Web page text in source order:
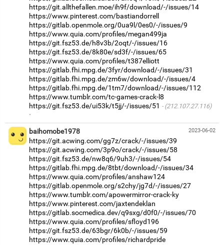
https://git.allthefallen.moe/ih9f/download/-/issues/14
https://www.pinterest.com/bastiandorrell
https://gitlab.openmole.org/0ua9l/0es0/-/issues/9
https://www.quia.com/profiles/megan499ja
https://git.fsz53.de/h8v3b/2oqt/-/issues/16
https://git.fsz53.de/8k80e/sd3f/-/issues/65
https://www.quia.com/profiles/t387elliott
https://gitlab.fhi.mpg.de/3fyr/download/-/issues/31
https://gitlab.fhi.mpg.de/zm6w/download/-/issues/4
https://gitlab.fhi.mpg.de/1tm7/download/-/issues/112
https://www.tumblr.com/tc-games-crack-l8
https://git.fsz53.de/ui53k/t5jj/-/issues/51
(212.107.27.116)
·
2023-06-02
baihomobe1978
https://git.acwing.com/gg7z/crack/-/issues/39
https://git.acwing.com/3p9o/crack/-/issues/58
https://git.fsz53.de/nw8q6/9uh3/-/issues/54
https://gitlab.fhi.mpg.de/8tbt/download/-/issues/34
https://www.quia.com/profiles/anshaw124
https://gitlab.openmole.org/s2chy/jg7d/-/issues/27
https://www.tumblr.com/apowermirror-crack-ky
https://www.pinterest.com/jaxtendeklan
https://gitlab.socmedica.dev/q9sxg/d0f0/-/issues/70
https://www.quia.com/profiles/sfloyd196
https://git.fsz53.de/63bgr/6k0b/-/issues/59
https://www.quia.com/profiles/richardpride